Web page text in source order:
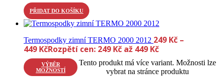
PŘIDAT DO KOŠÍKU
Termospodky zimní TERMO 2000 2012 249 Kč –
449 KčRozpětí cen: 249 Kč až 449 Kč
VÝBĚR
MOŽNOSTÍ
Tento produkt má více variant. Možnosti lze
vybrat na stránce produktu